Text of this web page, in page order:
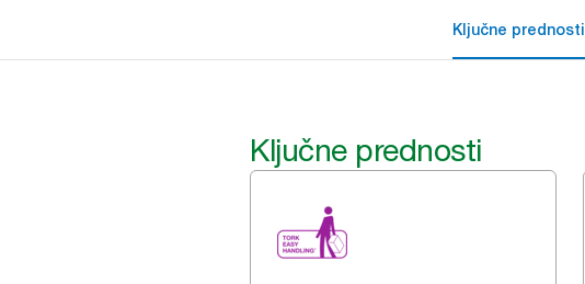
Ključne prednosti
Ključne prednosti